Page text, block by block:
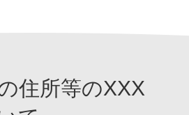
住所等のXXX